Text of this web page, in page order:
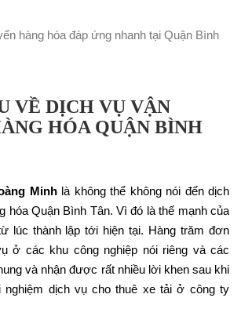
VỀ DỊCH VỤ VẬN
HÓA QUẬN BÌNH
Minhlà không thể không nói đến dịch
hóa Quận Bình Tân. Vì đó là thế mạnh của
lúc thành lập tới hiện tại. Hàng trăm đơn
ở các khu công nghiệp nói riêng và các
và nhận được rất nhiều lời khen sau khi
nghiệm dịch vụ cho thuê xe tải ở công ty